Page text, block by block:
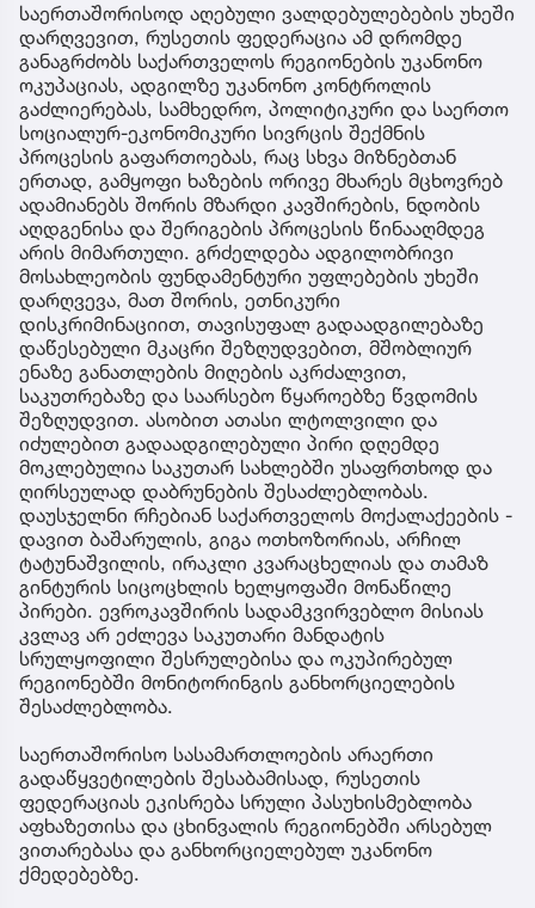
საერთაშორისოდ აღებული ვალდებულებების უხეში
დარღვევით, რუსეთის ფედერაცია ამ დრომდე
განაგრძობს საქართველოს რეგიონების უკანონო
ოკუპაციას, ადგილზე უკანონო კონტროლის
გაძლიერებას, სამხედრო, პოლიტიკური და საერთო
სოციალურ-ეკონომიკური სივრცის შექმნის
პროცესის გაფართოებას, რაც სხვა მიზნებთან
ერთად, გამყოფი ხაზების ორივე მხარეს მცხოვრებ
ადამიანებს შორის მზარდი კავშირების, ნდობის
აღდგენისა და შერიგების პროცესის წინააღმდეგ
არის მიმართული. გრძელდება ადგილობრივი
მოსახლეობის ფუნდამენტური უფლებების უხეში
დარღვევა, მათ შორის, ეთნიკური
დისკრიმინაციით, თავისუფალ გადაადგილებაზე
დაწესებული მკაცრი შეზღუდვებით, მშობლიურ
ენაზე განათლების მიღების აკრძალვით,
საკუთრებაზე და საარსებო წყაროებზე წვდომის
შეზღუდვით. ასობით ათასი ლტოლვილი და
იძულებით გადაადგილებული პირი დღემდე
მოკლებულია საკუთარ სახლებში უსაფრთხოდ და
ღირსეულად დაბრუნების შესაძლებლობას.
დაუსჯელნი რჩებიან საქართველოს მოქალაქეების -
დავით ბაშარულის, გიგა ოთხოზორიას, არჩილ
ტატუნაშვილის, ირაკლი კვარაცხელიას და თამაზ
გინტურის სიცოცხლის ხელყოფაში მონაწილე
პირები. ევროკავშირის სადამკვირვებლო მისიას
კვლავ არ ეძლევა საკუთარი მანდატის
სრულყოფილი შესრულებისა და ოკუპირებულ
რეგიონებში მონიტორინგის განხორციელების
შესაძლებლობა.
საერთაშორისო სასამართლოების არაერთი
გადაწყვეტილების შესაბამისად, რუსეთის
ფედერაციას ეკისრება სრული პასუხისმებლობა
აფხაზეთისა და ცხინვალის რეგიონებში არსებულ
ვითარებასა და განხორციელებულ უკანონო
ქმედებებზე.